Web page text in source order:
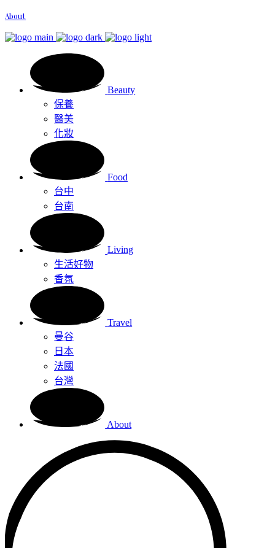
About
Beauty
保養
醫美
化妝
Food
台中
台南
Living
生活好物
香氛
Travel
曼谷
日本
法國
台灣
About